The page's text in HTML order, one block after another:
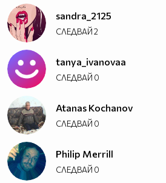
sandra_2125
СЛЕДВАЙ2
tanya_ivanovaa
СЛЕДВАЙ 0
Atanas Kochanov
СЛЕДВАЙ 0
Philip Merrill
СЛЕДВАЙ 0